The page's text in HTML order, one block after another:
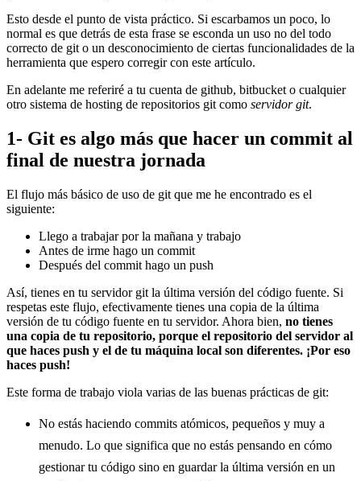
Esto desde el punto de vista práctico. Si escarbamos un poco, lo
normal es que detrás de esta frase se esconda un uso no del todo
correcto de git o un desconocimiento de ciertas funcionalidades de la
herramienta que espero corregir con este artículo.
En adelante me referiré a tu cuenta de github, bitbucket o cualquier
otro sistema de hosting de repositorios git como servidor git.
1- Git es algo más que hacer un commit al
final de nuestra jornada
El flujo más básico de uso de git que me he encontrado es el
siguiente:
Llego a trabajar por la mañana y trabajo
Antes de irme hago un commit
Después del commit hago un push
Así, tienes en tu servidor git la última versión del código fuente. Si
respetas este flujo, efectivamente tienes una copia de la última
versión de tu código fuente en tu servidor. Ahora bien, no tienes
una copia de tu repositorio, porque el repositorio del servidor al
que haces push y el de tu máquina local son diferentes. ¡Por eso
haces push!
Este forma de trabajo viola varias de las buenas prácticas de git:
No estás haciendo commits atómicos, pequeños y muy a
menudo. Lo que significa que no estás pensando en cómo
gestionar tu código sino en guardar la última versión en un